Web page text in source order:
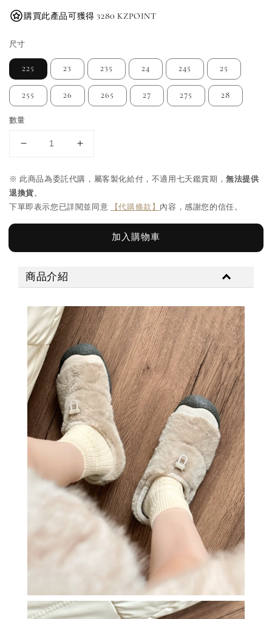
購買此產品可獲得 3280 KZPOINT
尺寸
225 23 235 24 245 25
255 26 265 27 275 28
數量
※ 此商品為委託代購，屬客製化給付，不適用七天鑑賞期，無法提供
退換貨。
下單即表示您已詳閱並同意
【代購條款】 內容，感謝您的信任。
加入購物車
商品介紹